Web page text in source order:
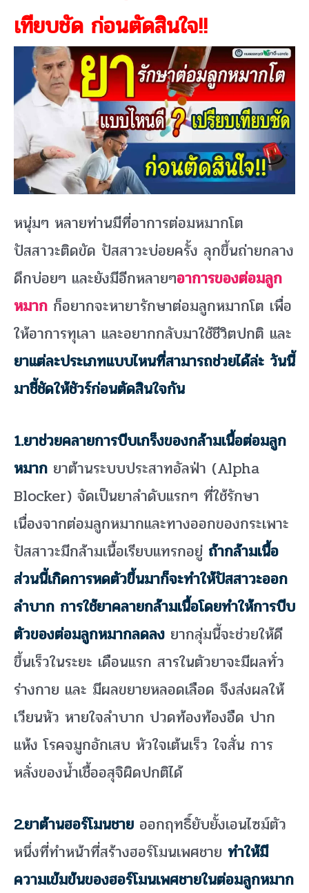
เทียบชัด ก่อนตัดสินใจ!!
หนุ่มๆ หลายท่านมีที่อาการต่อมหมากโต
ปัสสาวะติดขัด ปัสสาวะบ่อยครั้ง ลุกขึ้นถ่ายกลาง
ดึกบ่อยๆ และยังมีอีกหลายๆอาการของต่อมลูก
หมาก ก็อยากจะหายารักษาต่อมลูกหมากโต เพื่อ
ให้อาการทุเลา และอยากกลับมาใช้ชีวิตปกติ และ
ยาแต่ละประเภทแบบไหนที่สามารถช่วยได้ล่ะ วันนี้
มาชี้ชัดให้ชัวร์ก่อนตัดสินใจกัน
1.ยาช่วยคลายการบีบเกร็งของกล้ามเนื้อต่อมลูก
หมาก ยาต้านระบบประสาทอัลฟ่า (Alpha
Blocker) จัดเป็นยาลำดับแรกๆ ที่ใช้รักษา
เนื่องจากต่อมลูกหมากและทางออกของกระเพาะ
ปัสสาวะมีกล้ามเนื้อเรียบแทรกอยู่ ถ้ากล้ามเนื้อ
ส่วนนี้เกิดการหดตัวขึ้นมาก็จะทำให้ปัสสาวะออก
ลำบาก การใช้ยาคลายกล้ามเนื้อโดยทำให้การบีบ
ตัวของต่อมลูกหมากลดลง ยากลุ่มนี้จะช่วยให้ดี
ขึ้นเร็วในระยะ เดือนแรก สารในตัวยาจะมีผลทั่ว
ร่างกาย และ มีผลขยายหลอดเลือด จึงส่งผลให้
เวียนหัว หายใจลำบาก ปวดท้องท้องอืด ปาก
แห้ง โรคจมูกอักเสบ หัวใจเต้นเร็ว ใจสั่น การ
หลั่งของน้ำเชื้ออสุจิผิดปกติได้
2.ยาต้านฮอร์โมนชาย ออกฤทธิ์ยับยั้งเอนไซม์ตัว
หนึ่งที่ทำหน้าที่สร้างฮอร์โมนเพศชาย ทำให้มี
ความเข้มข้นของฮอร์โมนเพศชายในต่อมลูกหมาก